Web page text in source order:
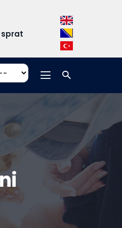
Adresa
Hrasnička
15, 71210